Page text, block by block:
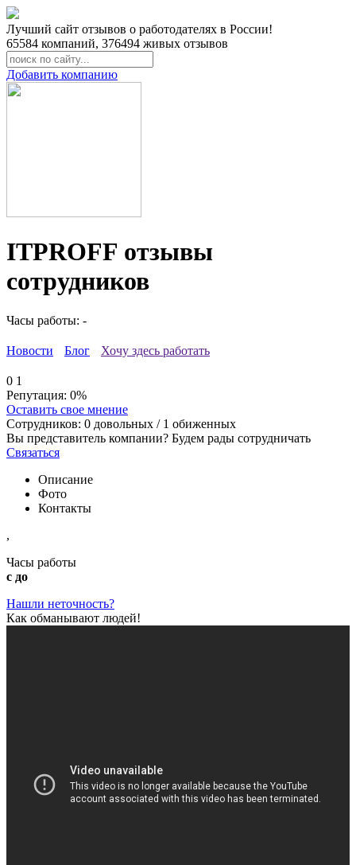
Лучший сайт отзывов о работодателях в России!
65584 компаний, 376494 живых отзывов
Добавить компанию
ITPROFF отзывы
сотрудников
Часы работы: -
Новости Блог Хочу здесь работать
0 1
Репутация: 0%
Оставить свое мнение
Сотрудников: 0 довольных / 1 обиженных
Вы представитель компании? Будем рады сотрудничать
Связаться
Описание
Фото
Контакты
,
Часы работы
с до
Нашли неточность?
Как обманывают людей!